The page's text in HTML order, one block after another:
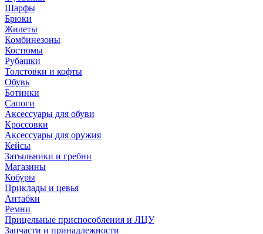
Шарфы
Брюки
Жилеты
Комбинезоны
Костюмы
Рубашки
Толстовки и кофты
Обувь
Ботинки
Сапоги
Аксессуары для обуви
Кроссовки
Аксессуары для оружия
Кейсы
Затыльники и гребни
Магазины
Кобуры
Приклады и цевья
Антабки
Ремни
Прицельные приспособления и ЛЦУ
Запчасти и принадлежности